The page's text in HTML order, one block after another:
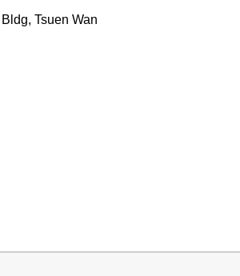
Tsuen Wan